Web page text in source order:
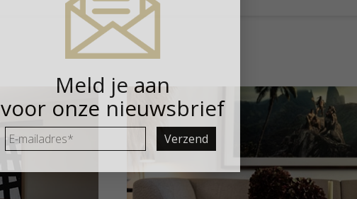
Meld je aan
voor onze nieuwsbrief
E-
mailadres *